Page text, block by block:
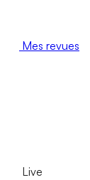
Mes revues
Live